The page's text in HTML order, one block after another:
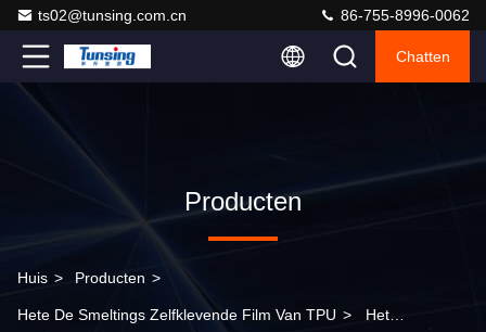
ts02@tunsing.com.cn 86-755-8996-0062
Chatten
Producten
Huis > Producten >
Hete De Smeltings Zelfklevende Film Van TPU > Het